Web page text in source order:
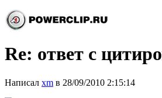
Re: ответ с
Написал xm в 28/09/2010 2:15:14